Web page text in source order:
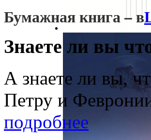
Бумажная книга – в
Знаете ли вы
А знаете ли вы,
Петру и
подробнее